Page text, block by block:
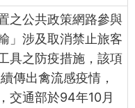
之公共政策網路參與
」涉及取消禁止旅客
具之防疫措施，該項
傳出禽流感疫情，
交通部於94年10月